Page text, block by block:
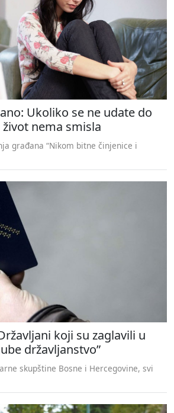
Ukoliko se ne udate do
nema smisla
građana “Nikom bitne činjenice i
koji su zaglavili u
državljanstvo”
skupštine Bosne i Hercegovine, svi